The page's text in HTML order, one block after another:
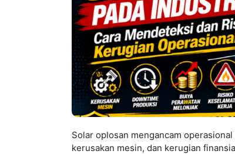
Solar oplosan mengancam
kerusakan mesin, dan kerugian